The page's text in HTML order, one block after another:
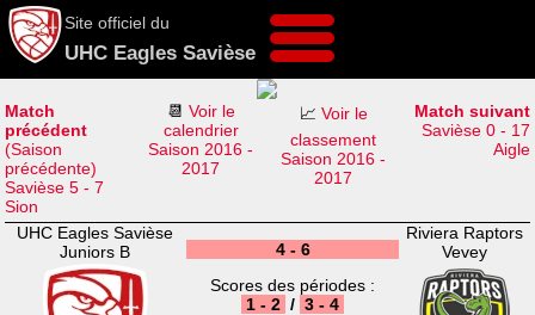
Site officiel du
UHC Eagles Savièse
Match
précédent
(Saison
précédente)
Savièse 5 - 7
Sion
📆 Voir le
calendrier
Saison 2016 -
2017
📈 Voir le
classement
Saison 2016 -
2017
Match suivant
Savièse 0 - 17
Aigle
UHC Eagles Savièse
Juniors B
4 - 6
Scores des périodes :
1 - 2 / 3 - 4
Riviera Raptors
Vevey